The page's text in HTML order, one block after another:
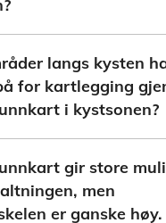
langs kysten
for kartlegging
i kystsonen?
gir store
men
er ganske